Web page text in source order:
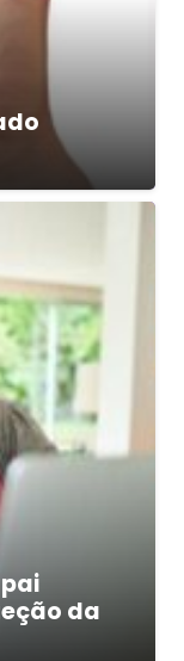
da